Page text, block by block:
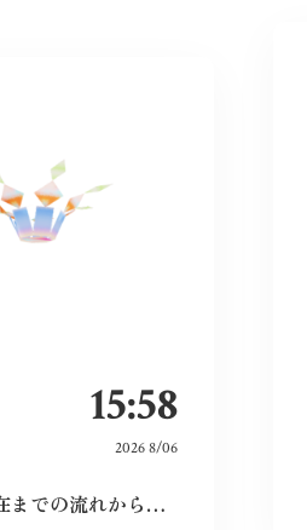
15:58
2026 8/06
復興から現在までの流れから、広島という場所の力強さを感じた。